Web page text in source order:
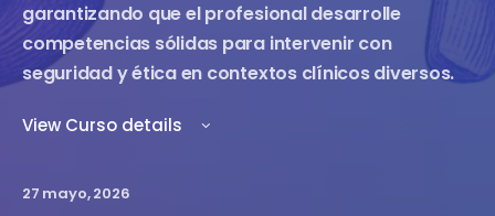
garantizando que el profesional desarrolle
competencias sólidas para intervenir con
seguridad y ética en contextos clínicos diversos.
View Curso details
27 mayo, 2026